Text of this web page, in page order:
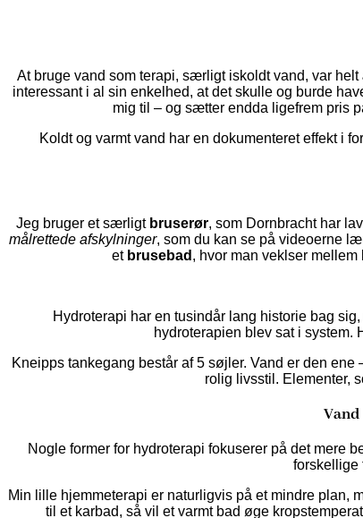
At bruge vand som terapi, særligt iskoldt vand, var
interessant i al sin enkelhed, at det skulle og burde
mig til – og sætter endda ligefrem pris
Koldt og varmt vand har en dokumenteret effekt i
Jeg bruger et særligt bruserør, som Dornbracht har
målrettede afskylninger, som du kan se på videoerne
et brusebad , hvor man veklser
Hydroterapi har en tusindår lang historie bag
hydroterapien blev sat i system.
Kneipps tankegang består af5 søjler. Vand er den ene
rolig livsstil. Elementer,
Nogle former for hydroterapi fokuserer på det mere
forskellige
Min lille hjemmeterapi er naturligvis på et mindre plan,
til et karbad, så vil et varmt bad øge